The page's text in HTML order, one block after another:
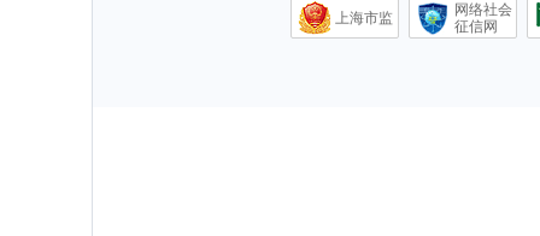
上海市监
网络社会
征信网